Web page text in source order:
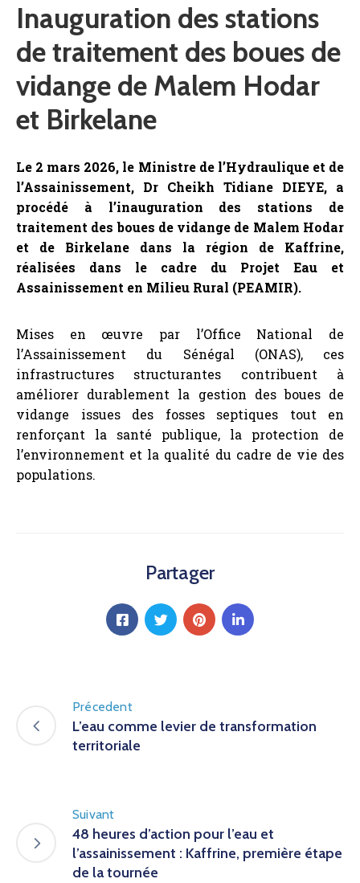
Inauguration des stations
de traitement des boues de
vidange de Malem Hodar
et Birkelane
Le 2 mars 2026, le Ministre de l’Hydraulique et de
l’Assainissement, Dr Cheikh Tidiane DIEYE, a
procédé à l’inauguration des stations de
traitement des boues de vidange de Malem Hodar
et de Birkelane dans la région de Kaffrine,
réalisées dans le cadre du Projet Eau et
Assainissement en Milieu Rural (PEAMIR).
Mises en œuvre par l’Office National de
l’Assainissement du Sénégal (ONAS), ces
infrastructures structurantes contribuent à
améliorer durablement la gestion des boues de
vidange issues des fosses septiques tout en
renforçant la santé publique, la protection de
l’environnement et la qualité du cadre de vie des
populations.
Partager
Précedent
L’eau comme levier de transformation
territoriale
Suivant
48 heures d’action pour l’eau et
l’assainissement : Kaffrine, première étape
de la tournée